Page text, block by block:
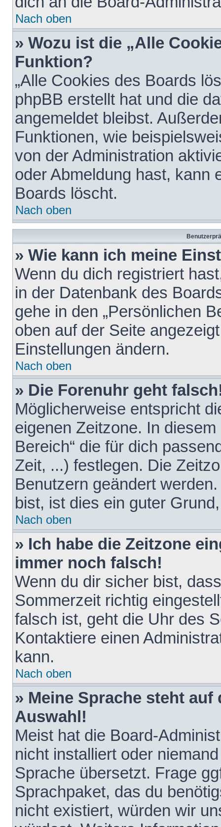
Nach oben
» Wozu ist die „Alle
Funktion?
„Alle Cookies des Boards
phpBB erstellt hat und die
angemeldet bleibst.
Funktionen, wie
von der Administration
oder Abmeldung hast, kann
Boards löscht.
Nach oben
» Wie kann ich meine
Wenn du dich registriert
in der Datenbank des
gehe in den „Persönlichen
oben auf der Seite
Einstellungen ändern.
Nach oben
» Die Forenuhr geht
Möglicherweise entspricht
eigenen Zeitzone. In
Bereich“ die für dich
Zeit, ...) festlegen. Die
Benutzern geändert
bist, ist dies ein guter
Nach oben
» Ich habe die Zeitzone
immer noch falsch!
Wenn du dir sicher bist,
Sommerzeit richtig
falsch ist, geht die Uhr des
Kontaktiere einen
kann.
Nach oben
» Meine Sprache steht
Auswahl!
Meist hat die Board-
nicht installiert oder
Sprache übersetzt. Frage
Sprachpaket, das du
nicht existiert, würden wir